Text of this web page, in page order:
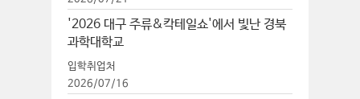
'2026 대구 주류&칵테일쇼'에서 빛난 경북
과학대학교
입학취업처
2026/07/16